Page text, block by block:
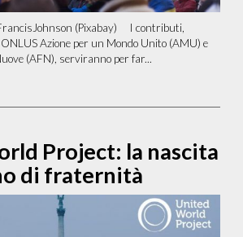
(Pixabay) I contributi,
Azione per un Mondo Unito (AMU) e
(AFN), serviranno per far...
Project: la nascita
di fraternità